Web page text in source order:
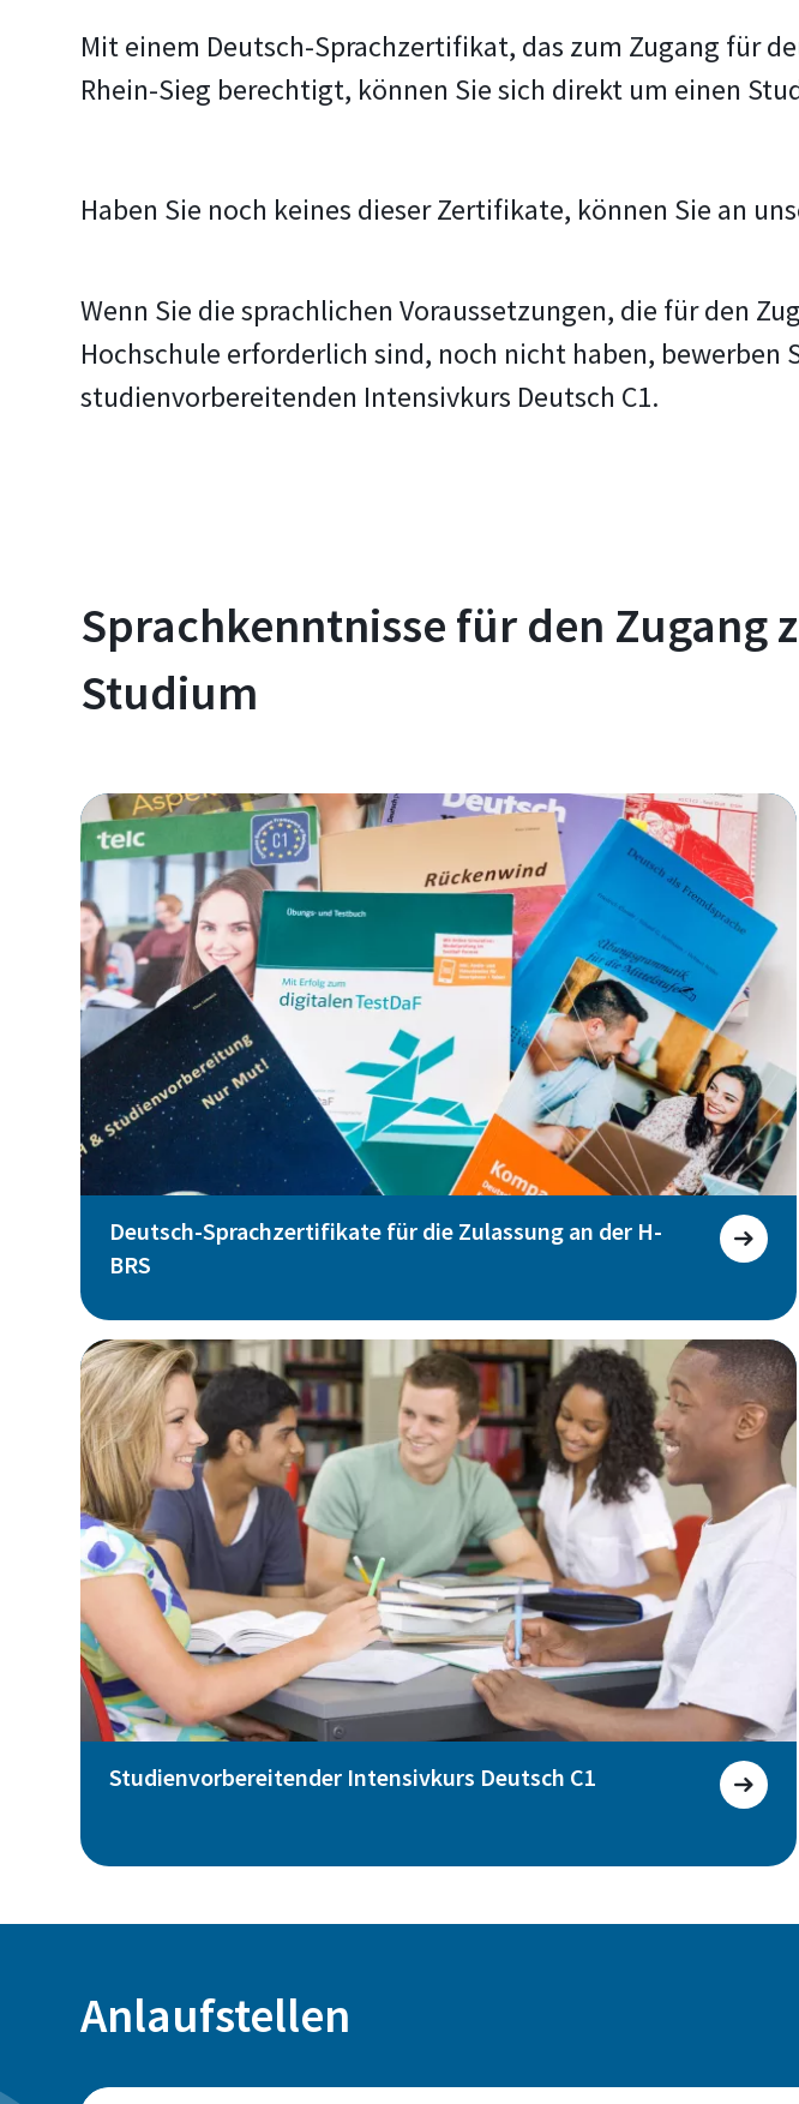
Mit einem Deutsch-Sprachzertifikat, das zum Zugang für
Rhein-Sieg berechtigt, können Sie sich direkt um einen
Haben Sie noch keines dieser Zertifikate, können Sie an
Wenn Sie die sprachlichen Voraussetzungen, die für den
Hochschule erforderlich sind, noch nicht haben, bewerben
studienvorbereitenden Intensivkurs Deutsch C1.
Sprachkenntnisse für den Zugang
Studium
Deutsch-Sprachzertifikate für die Zulassung an der H-
BRS
Studienvorbereitender Intensivkurs Deutsch C1
Anlaufstellen